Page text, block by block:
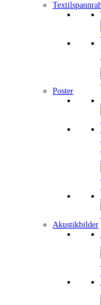
Poster
Akustikbilder